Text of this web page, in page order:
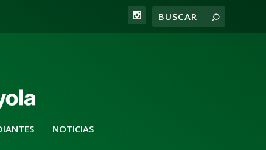
NOTICIAS